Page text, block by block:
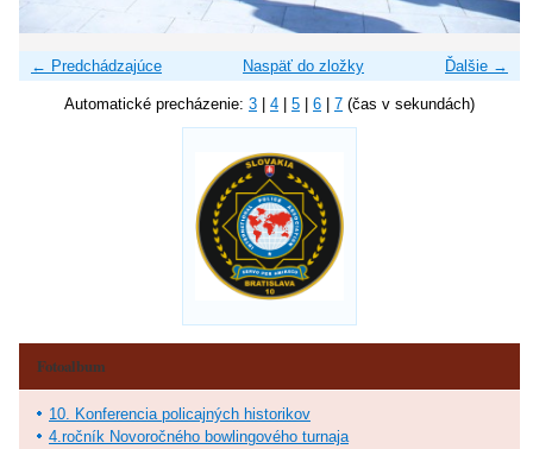
← Predchádzajúce Ďalšie →
Naspäť do zložky
Automatické precházenie: 3 4 5 6 7 (čas v sekundách)
Fotoalbum
10. Konferencia policajných historikov
4.ročník Novoročného bowlingového turnaja